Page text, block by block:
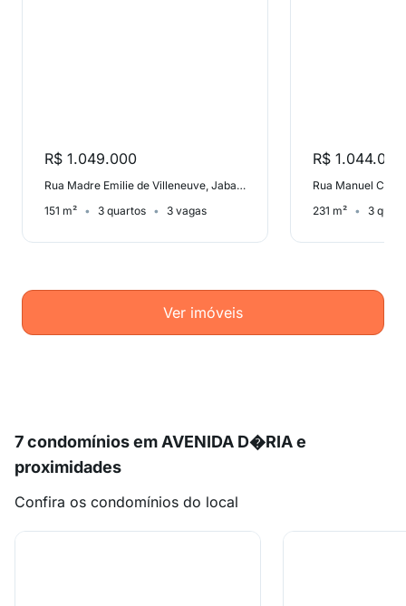
R$ 1.049.000
Rua Madre Emilie de Villeneuve, Jabaquara
151 m²
3 quartos 3 vagas
R$ 1.044.000
Rua Manuel
231 m²
3
Ver imóveis
7 condomínios em AVENIDA D�RIA e
proximidades
Confira os condomínios do local